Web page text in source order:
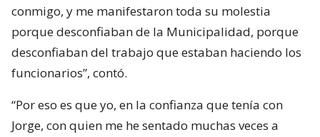
conmigo, y me manifestaron toda su molestia
porque desconfiaban de la Municipalidad, porque
desconfiaban del trabajo que estaban haciendo los
funcionarios”, contó.
“Por eso es que yo, en la confianza que tenía con
Jorge, con quien me he sentado muchas veces a